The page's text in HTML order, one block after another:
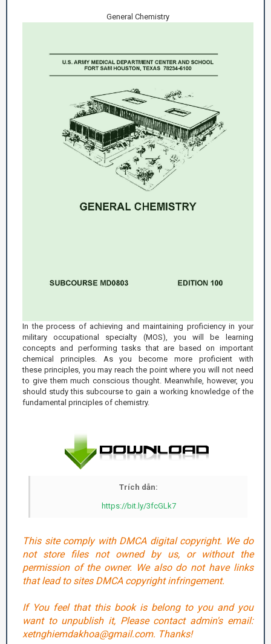
General Chemistry
In the process of achieving and maintaining proficiency in your
military occupational specialty (MOS), you will be learning
concepts and performing tasks that are based on important
chemical principles. As you become more proficient with
these principles, you may reach the point where you will not need
to give them much conscious thought. Meanwhile, however, you
should study this subcourse to gain a working knowledge of the
fundamental principles of chemistry.
Trích dẫn:
https://bit.ly/3fcGLk7
This site comply with DMCA digital copyright. We do
not store files not owned by us, or without the
permission of the owner. We also do not have links
that lead to sites DMCA copyright infringement.
If You feel that this book is belong to you and you
want to unpublish it, Please contact admin's email:
xetnghiemdakhoa@gmail.com. Thanks!